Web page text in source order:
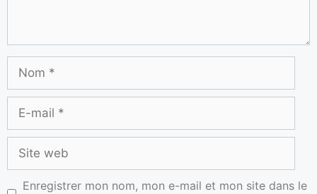
Enregistrer mon nom, mon e-mail et mon site dans le